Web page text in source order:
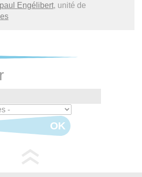
Engélibert, unité de
OK